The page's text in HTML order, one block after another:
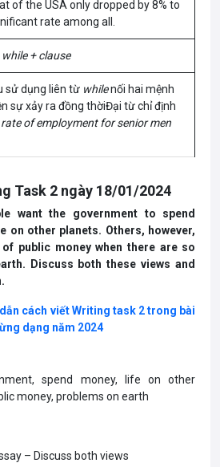
of the USA only dropped by 8% to
rate among all.
while + clause
sử dụng liên từwhilenối hai mệnh
sự xảy ra đồng thờiĐại từ chỉ định
rate of employment for senior men
Task 2 ngày 18/01/2024
want the government to spend
on other planets. Others, however,
public money when there are so
Discuss both these views and
cách viết Writing task 2 trong bài
dạng năm 2024
spend money, life on other
money, problems on earth
– Discuss both views